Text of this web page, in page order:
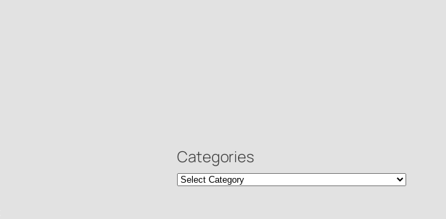
Categories